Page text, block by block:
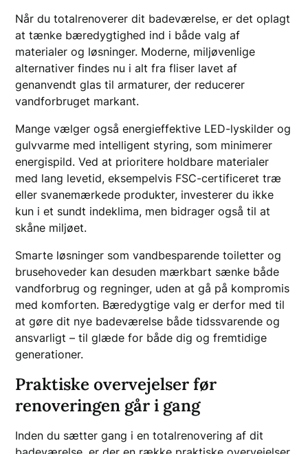
Når du totalrenoverer dit badeværelse, er det oplagt
at tænke bæredygtighed ind i både valg af
materialer og løsninger. Moderne, miljøvenlige
alternativer findes nu i alt fra fliser lavet af
genanvendt glas til armaturer, der reducerer
vandforbruget markant.
Mange vælger også energieffektive LED-lyskilder og
gulvvarme med intelligent styring, som minimerer
energispild. Ved at prioritere holdbare materialer
med lang levetid, eksempelvis FSC-certificeret træ
eller svanemærkede produkter, investerer du ikke
kun i et sundt indeklima, men bidrager også til at
skåne miljøet.
Smarte løsninger som vandbesparende toiletter og
brusehoveder kan desuden mærkbart sænke både
vandforbrug og regninger, uden at gå på kompromis
med komforten. Bæredygtige valg er derfor med til
at gøre dit nye badeværelse både tidssvarende og
ansvarligt – til glæde for både dig og fremtidige
generationer.
Praktiske overvejelser før
renoveringen går i gang
Inden du sætter gang i en totalrenovering af dit